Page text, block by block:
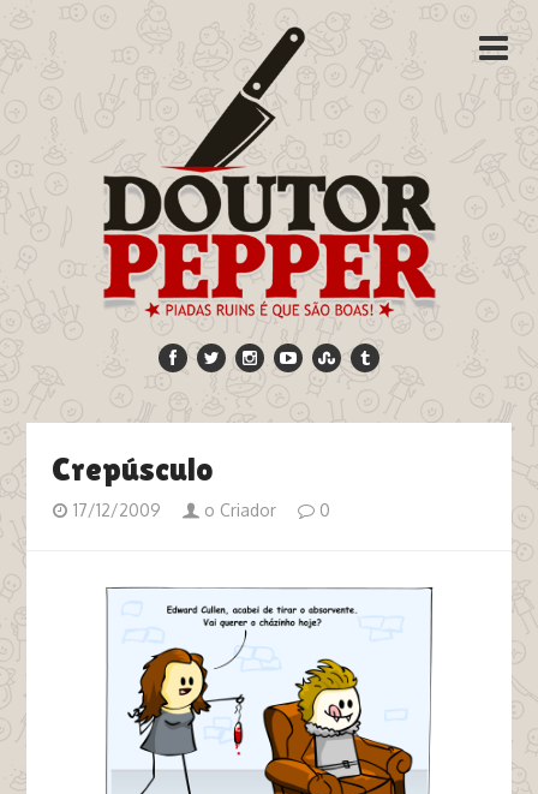
Crepúsculo
17/12/2009 o Criador 0